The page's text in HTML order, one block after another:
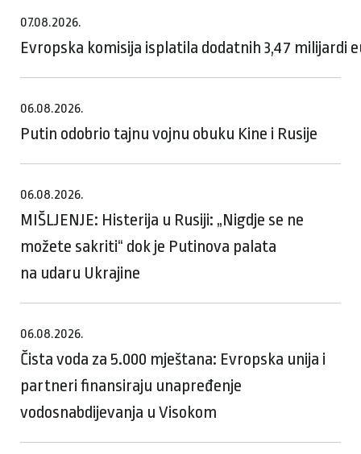
07.08.2026.
Evropska komisija isplatila dodatnih 3,47 milijardi
06.08.2026.
Putin odobrio tajnu vojnu obuku Kine i Rusije
06.08.2026.
MIŠLJENJE: Histerija u Rusiji: „Nigdje se ne
možete sakriti“ dok je Putinova palata
na udaru Ukrajine
06.08.2026.
Čista voda za 5.000 mještana: Evropska unija i
partneri finansiraju unapređenje
vodosnabdijevanja u Visokom